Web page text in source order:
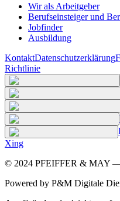
Wir als Arbeitgeber
Berufseinsteiger und
Jobfinder
Ausbildung
KontaktDatenschutzerklärung
Richtlinie
Xing
© 2024 PFEIFFER & MAY —
Powered by P&M Digitale